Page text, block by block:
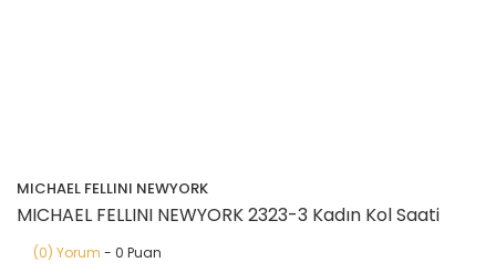
MICHAEL FELLINI NEWYORK
MICHAEL FELLINI NEWYORK 2323-3 Kadın Kol Saati
(0) Yorum - 0 Puan